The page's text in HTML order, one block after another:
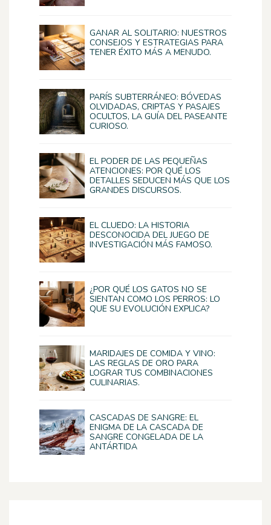
GANAR AL SOLITARIO: NUESTROS
CONSEJOS Y ESTRATEGIAS PARA
TENER ÉXITO MÁS A MENUDO.
PARÍS SUBTERRÁNEO: BÓVEDAS
OLVIDADAS, CRIPTAS Y PASAJES
OCULTOS, LA GUÍA DEL PASEANTE
CURIOSO.
EL PODER DE LAS PEQUEÑAS
ATENCIONES: POR QUÉ LOS
DETALLES SEDUCEN MÁS QUE LOS
GRANDES DISCURSOS.
EL CLUEDO: LA HISTORIA
DESCONOCIDA DEL JUEGO DE
INVESTIGACIÓN MÁS FAMOSO.
¿POR QUÉ LOS GATOS NO SE
SIENTAN COMO LOS PERROS: LO
QUE SU EVOLUCIÓN EXPLICA?
MARIDAJES DE COMIDA Y VINO:
LAS REGLAS DE ORO PARA
LOGRAR TUS COMBINACIONES
CULINARIAS.
CASCADAS DE SANGRE: EL
ENIGMA DE LA CASCADA DE
SANGRE CONGELADA DE LA
ANTÁRTIDA